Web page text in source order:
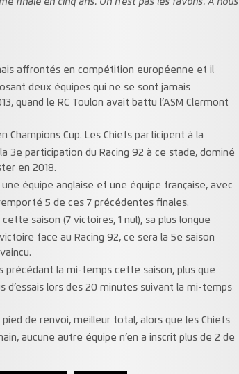
finale en cinq ans. On n’est pas les favoris. A nous
affrontés en compétition européenne et il
deux équipes qui ne se sont jamais
quand le RC Toulon avait battu l’ASM Clermont
Champions Cup. Les Chiefs participent à la
3e participation du Racing 92 à ce stade, dominé
en 2018.
équipe anglaise et une équipe française, avec
5 de ces 7 précédentes finales.
saison (7 victoires, 1 nul), sa plus longue
face au Racing 92, ce sera la 5e saison
précédant la mi-temps cette saison, plus que
d’essais lors des 20 minutes suivant la mi-temps
de renvoi, meilleur total, alors que les Chiefs
aucune autre équipe n’en a inscrit plus de 2 de